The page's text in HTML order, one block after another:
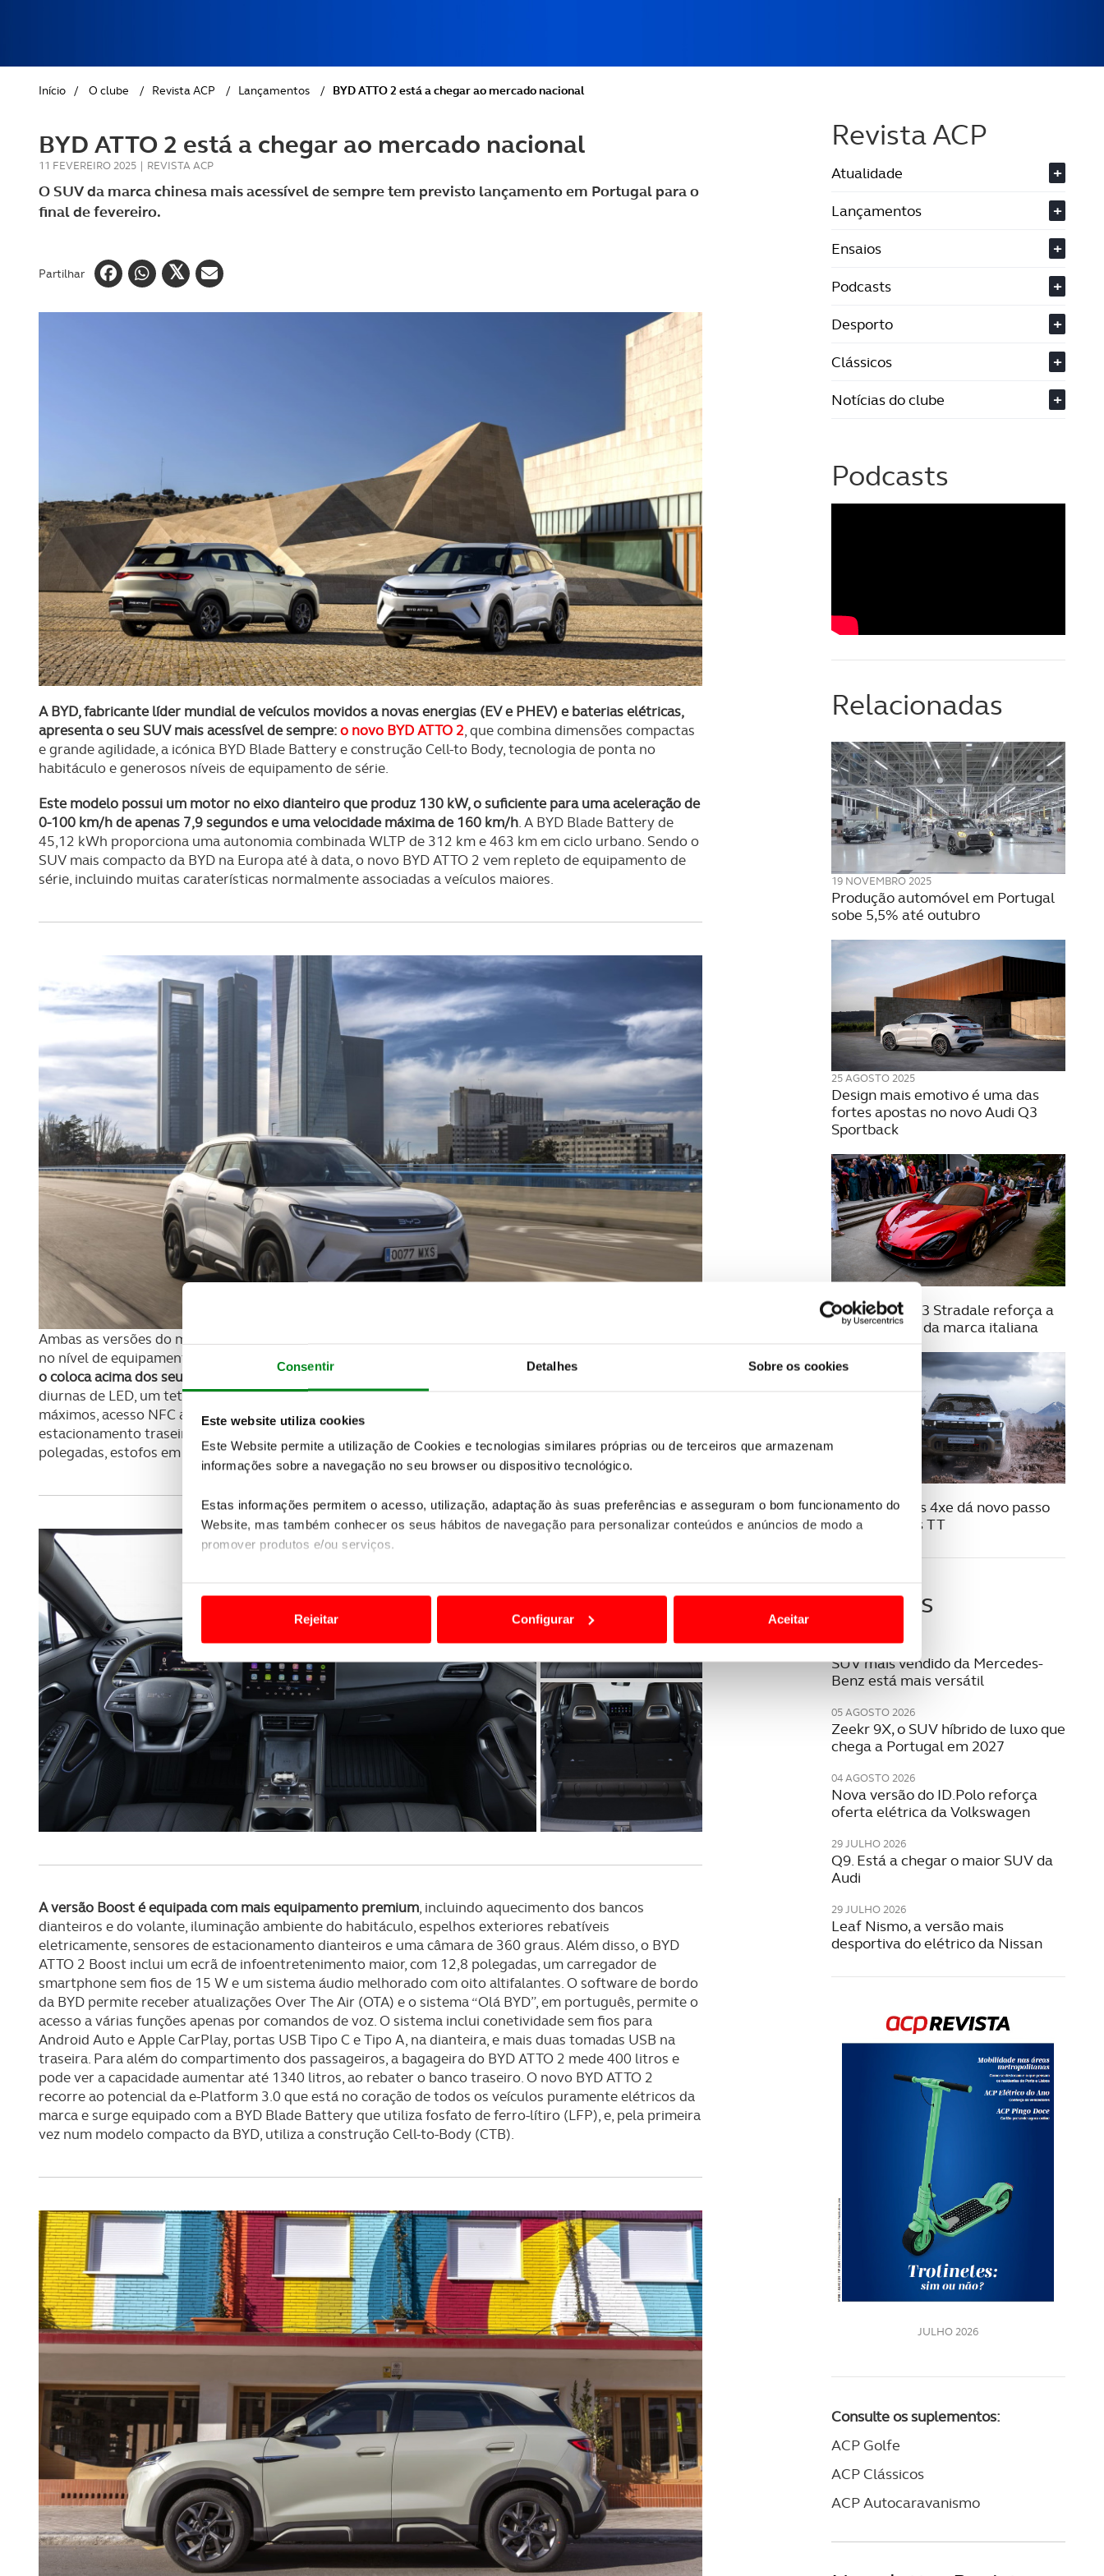
Consentir Detalhes Sobre os cookies
Este website utiliza cookies
Este Website permite a utilização de Cookies e tecnologias similares próprias ou de terceiros que armazenam
informações sobre a navegação no seu browser ou dispositivo tecnológico.
Estas informações permitem o acesso, utilização, adaptação às suas preferências e asseguram o bom funcionamento do
Website, mas também conhecer os seus hábitos de navegação para personalizar conteúdos e anúncios de modo a
promover produtos e/ou serviços.
Usamos cookies para melhorar a sua experiência digital, personalizar conteúdos e anúncios, para lhe proporcionar
funcionalidades de redes sociais, bem como para analisar dados de navegação no nosso website.
Adicionalmente partilhamos informação, relativa à sua utilização do nosso site de publicidade e de análise, com parceiros
e organizações na UE e em países terceiros.
O ACP garantirá que as transferências internacionais de dados pessoais serão realizadas apenas com o seu
consentimento e quando tal se afigure estritamente necessário no contexto dos serviços a prestar.
Realçamos que o bloqueio de certo tipo de Cookies e tecnologias similares pode ter impacto na sua experiência de
Rejeitar Configurar Aceitar
GOLFE
AUTOCARAVANISMO
Início / O clube / Revista ACP / Lançamentos / BYD ATTO 2 está a chegar ao mercado nacional
BYD ATTO 2 está a chegar ao mercado nacional
11 FEVEREIRO 2025 | REVISTA ACP
O SUV da marca chinesa mais acessível de sempre tem previsto lançamento em Portugal para o
final de fevereiro.
Partilhar
A BYD, fabricante líder mundial de veículos movidos a novas energias (EV e PHEV) e baterias elétricas,
apresenta o seu SUV mais acessível de sempre:o novo BYD ATTO 2, que combina dimensões compactas
e grande agilidade, a icónica BYD Blade Battery e construção Cell-to Body, tecnologia de ponta no
habitáculo e generosos níveis de equipamento de série.
Este modelo possui um motor no eixo dianteiro que produz 130 kW, o suficiente para uma aceleração de
0-100 km/h de apenas 7,9 segundos e uma velocidade máxima de 160 km/h. A BYD Blade Battery de
45,12 kWh proporciona uma autonomia combinada WLTP de 312 km e 463 km em ciclo urbano. Sendo o
SUV mais compacto da BYD na Europa até à data, o novo BYD ATTO 2 vem repleto de equipamento de
série, incluindo muitas caraterísticas normalmente associadas a veículos maiores.
Ambas as versões do modelo têm as mesmas especificações a nível de baterias e motor, variando apenas
no nível de equipamento.
A versão de entrada, o BYD ATTO 2 Active, tem uma lista de equipamento que
o coloca acima dos seus rivais
, com jantes em liga leve de 17 polegadas, faróis, luzes traseiras e luzes
diurnas de LED, um teto panorâmico com cortina eletricamente ajustável, controlo inteligente dos
máximos, acesso NFC através de chave, cartão-chave, smartphone ou dispositivo portátil, sensores de
estacionamento traseiros e câmara, um sistema de infoentretenimento com ecrã tátil rotativo de 10,1
polegadas, estofos em pele vegan e funcionalidade V2L (Vehicle-to-Load).
A versão Boost é equipada com mais equipamento premium, incluindo aquecimento dos bancos
dianteiros e do volante, iluminação ambiente do habitáculo, espelhos exteriores rebatíveis
eletricamente, sensores de estacionamento dianteiros e uma câmara de 360 graus. Além disso, o BYD
ATTO 2 Boost inclui um ecrã de infoentretenimento maior, com 12,8 polegadas, um carregador de
smartphone sem fios de 15 W e um sistema áudio melhorado com oito altifalantes. O software de bordo
da BYD permite receber atualizações Over The Air (OTA) e o sistema “Olá BYD”, em português, permite o
acesso a várias funções apenas por comandos de voz. O sistema inclui conetividade sem fios para
Android Auto e Apple CarPlay, portas USB Tipo C e Tipo A, na dianteira, e mais duas tomadas USB na
traseira. Para além do compartimento dos passageiros, a bagageira do BYD ATTO 2 mede 400 litros e
pode ver a capacidade aumentar até 1340 litros, ao rebater o banco traseiro. O novo BYD ATTO 2
recorre ao potencial da e-Platform 3.0 que está no coração de todos os veículos puramente elétricos da
marca e surge equipado com a BYD Blade Battery que utiliza fosfato de ferro-lítiro (LFP), e, pela primeira
vez num modelo compacto da BYD, utiliza a construção Cell-to-Body (CTB).
Revista ACP
Atualidade
+
Lançamentos
+
Ensaios
+
Podcasts
+
Desporto
+
Clássicos
+
Notícias do clube
+
Podcasts
Relacionadas
19 NOVEMBRO 2025
Produção automóvel em Portugal
sobe 5,5% até outubro
25 AGOSTO 2025
Design mais emotivo é uma das
fortes apostas no novo Audi Q3
Sportback
Alfa Romeo 33 Stradale reforça a
exclusividade da marca italiana
Jeep Compass 4xe dá novo passo
no mundo dos TT
Últimas
05 AGOSTO 2026
SUV mais vendido da Mercedes-
Benz está mais versátil
05 AGOSTO 2026
Zeekr 9X, o SUV híbrido de luxo que
chega a Portugal em 2027
04 AGOSTO 2026
Nova versão do ID.Polo reforça
oferta elétrica da Volkswagen
29 JULHO 2026
Q9. Está a chegar o maior SUV da
Audi
29 JULHO 2026
Leaf Nismo, a versão mais
desportiva do elétrico da Nissan
JULHO 2026
Consulte os suplementos:
ACP Golfe
ACP Clássicos
ACP Autocaravanismo